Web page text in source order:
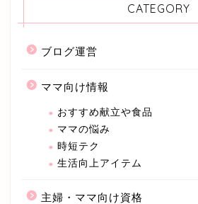
CATEGORY
ブログ運営
ママ向け情報
おすすめ献立や食品
ママの悩み
時短テク
生活向上アイテム
主婦・ママ向け資格